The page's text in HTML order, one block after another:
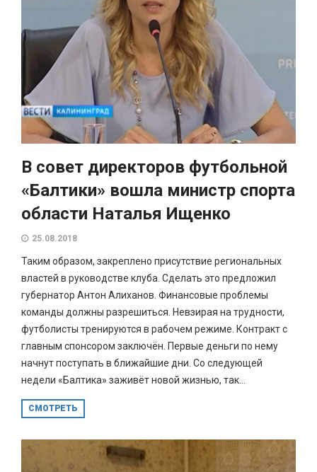
В совет директоров футбольной
«Балтики» вошла министр спорта
области Наталья Ищенко
25.08.2018
Таким образом, закреплено присутствие региональных
властей в руководстве клуба. Сделать это предложил
губернатор Антон Алиханов. Финансовые проблемы
команды должны разрешиться. Невзирая на трудности,
футболисты тренируются в рабочем режиме. Контракт с
главным спонсором заключён. Первые деньги по нему
начнут поступать в ближайшие дни. Со следующей
недели «Балтика» заживёт новой жизнью, так...
СМОТРЕТЬ